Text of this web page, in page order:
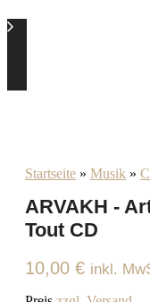
Startseite » Musik »
ARVAKH -
Tout CD
10,00 € inkl.